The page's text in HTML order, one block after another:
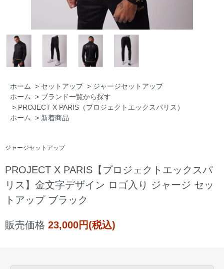
ホーム > セットアップ > ジャージセットアップ
ホーム
> ブランド一覧から探す
> PROJECT X PARIS（プロジェクトエックスパリス）
ホーム
> 新着商品
ジャージセットアップ
PROJECT X PARIS【プロジェクトエックスパ
リス】金文字デザイン ロゴ入り ジャージ セッ
トアップ ブラック
販売価格 23,000円(税込)